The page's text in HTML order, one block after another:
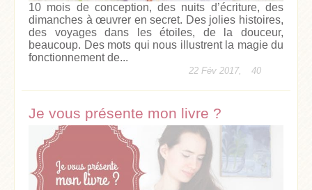
10 mois de conception, des nuits d’écriture, des
dimanches à œuvrer en secret. Des jolies histoires,
des voyages dans les étoiles, de la douceur,
beaucoup. Des mots qui nous illustrent la magie du
fonctionnement de...
22 Fév 2017, 40
Je vous présente mon livre ?